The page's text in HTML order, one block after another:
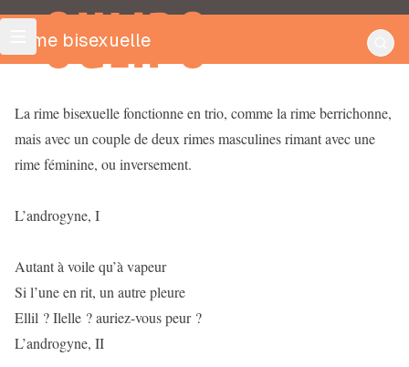
OULIPO
Rime bisexuelle
La rime bisexuelle fonctionne en trio, comme la rime berrichonne,
mais avec un couple de deux rimes masculines rimant avec une
rime féminine, ou inversement.
L’androgyne, I
Autant à voile qu’à vapeur
Si l’une en rit, un autre pleure
Ellil ? Ilelle ? auriez-vous peur ?
L’androgyne, II